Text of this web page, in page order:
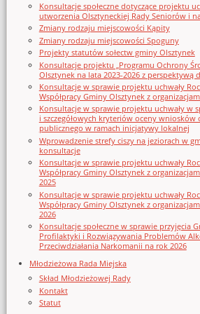
Konsultacje społeczne dotyczące projektu
utworzenia Olsztyneckiej Rady Seniorów i
Zmiany rodzaju miejscowości Kąpity
Zmiany rodzaju miejscowości Spoguny
Projekty statutów sołectw gminy Olsztynek
Konsultacje projektu „Programu Ochrony
Olsztynek na lata 2023-2026 z perspektywą
Konsultacje w sprawie projektu uchwały
Współpracy Gminy Olsztynek z
Konsultacje w sprawie projektu uchwały w
i szczegółowych kryteriów oceny wniosków
publicznego w ramach inicjatywy lokalnej
Wprowadzenie strefy ciszy na jeziorach w
konsultacje
Konsultacje w sprawie projektu uchwały
Współpracy Gminy Olsztynek z
2025
Konsultacje w sprawie projektu uchwały
Współpracy Gminy Olsztynek z
2026
Konsultacje społeczne w sprawie przyjęcia
Profilaktyki i Rozwiązywania Problemów
Przeciwdziałania Narkomanii na rok 2026
Młodzieżowa Rada Miejska
Skład Młodzieżowej Rady
Kontakt
Statut